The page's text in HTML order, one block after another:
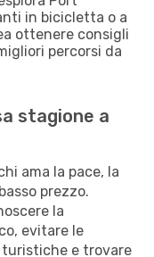
in bicicletta o a
ottenere consigli
percorsi da
stagione a
ama la pace, la
prezzo.
la
evitare le
e trovare